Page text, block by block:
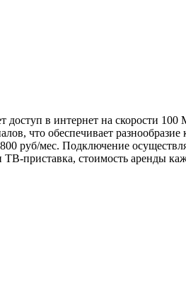
в интернет на скорости
что обеспечивает
руб/мес. Подключение
приставка, стоимость аренды